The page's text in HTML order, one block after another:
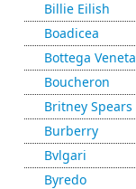
Billie Eilish
Boadicea
Bottega Veneta
Boucheron
Britney Spears
Burberry
Bvlgari
Byredo